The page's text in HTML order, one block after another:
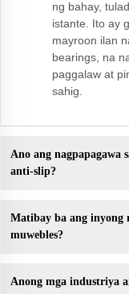
ng bahay,
istante. Ito ay
mayroon ilan
bearings, na
paggalaw at
sahig.
Ano ang nagpapagawa
anti-slip?
Matibay ba ang inyong
muwebles?
Anong mga industriya